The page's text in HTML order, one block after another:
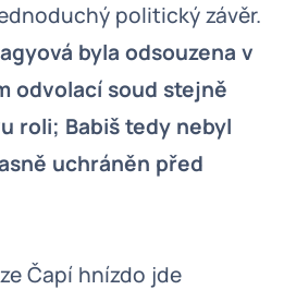
politický závěr.
byla odsouzena v
odvolací soud stejně
roli; Babiš tedy nebyl
uchráněn před
Čapí hnízdo jde